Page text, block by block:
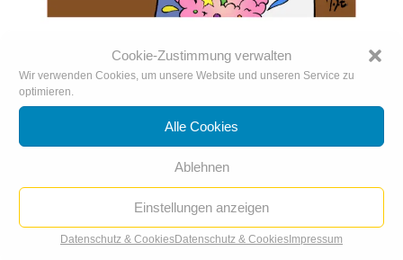
Cookie-Zustimmung verwalten
Wir verwenden Cookies, um unsere Website und unseren Service zu
optimieren.
Alle Cookies
Ablehnen
Einstellungen anzeigen
Datenschutz & CookiesDatenschutz & Cookies Impressum
Ex oder Einhorn
10. Feb.. 2019|Extra der Woche, Karikaturen 2019